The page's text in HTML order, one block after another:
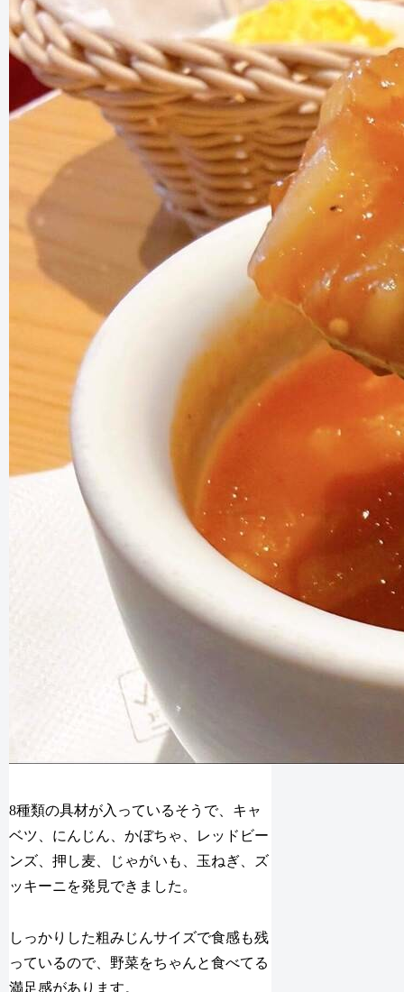
8種類の具材が入っているそうで、キャ
ベツ、にんじん、かぼちゃ、レッドビー
ンズ、押し麦、じゃがいも、玉ねぎ、ズ
ッキーニを発見できました。
しっかりした粗みじんサイズで食感も残
っているので、野菜をちゃんと食べてる
満足感があります。